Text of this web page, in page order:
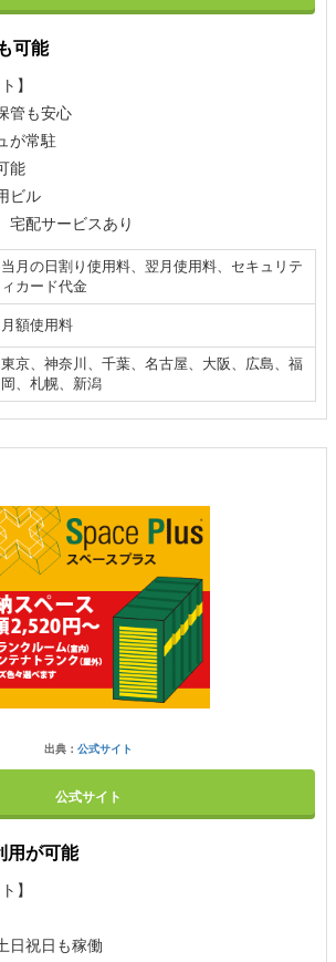
可能
】
管も安心
が常駐
能
ビル
宅配サービスあり
当月の日割り使用料、翌月使用料、セキュリテ
ィカード代金
月額使用料
東京、神奈川、千葉、名古屋、大阪、広島、福
岡、札幌、新潟
出典： 公式サイト
公式サイト
用が可能
】
日祝日も稼働